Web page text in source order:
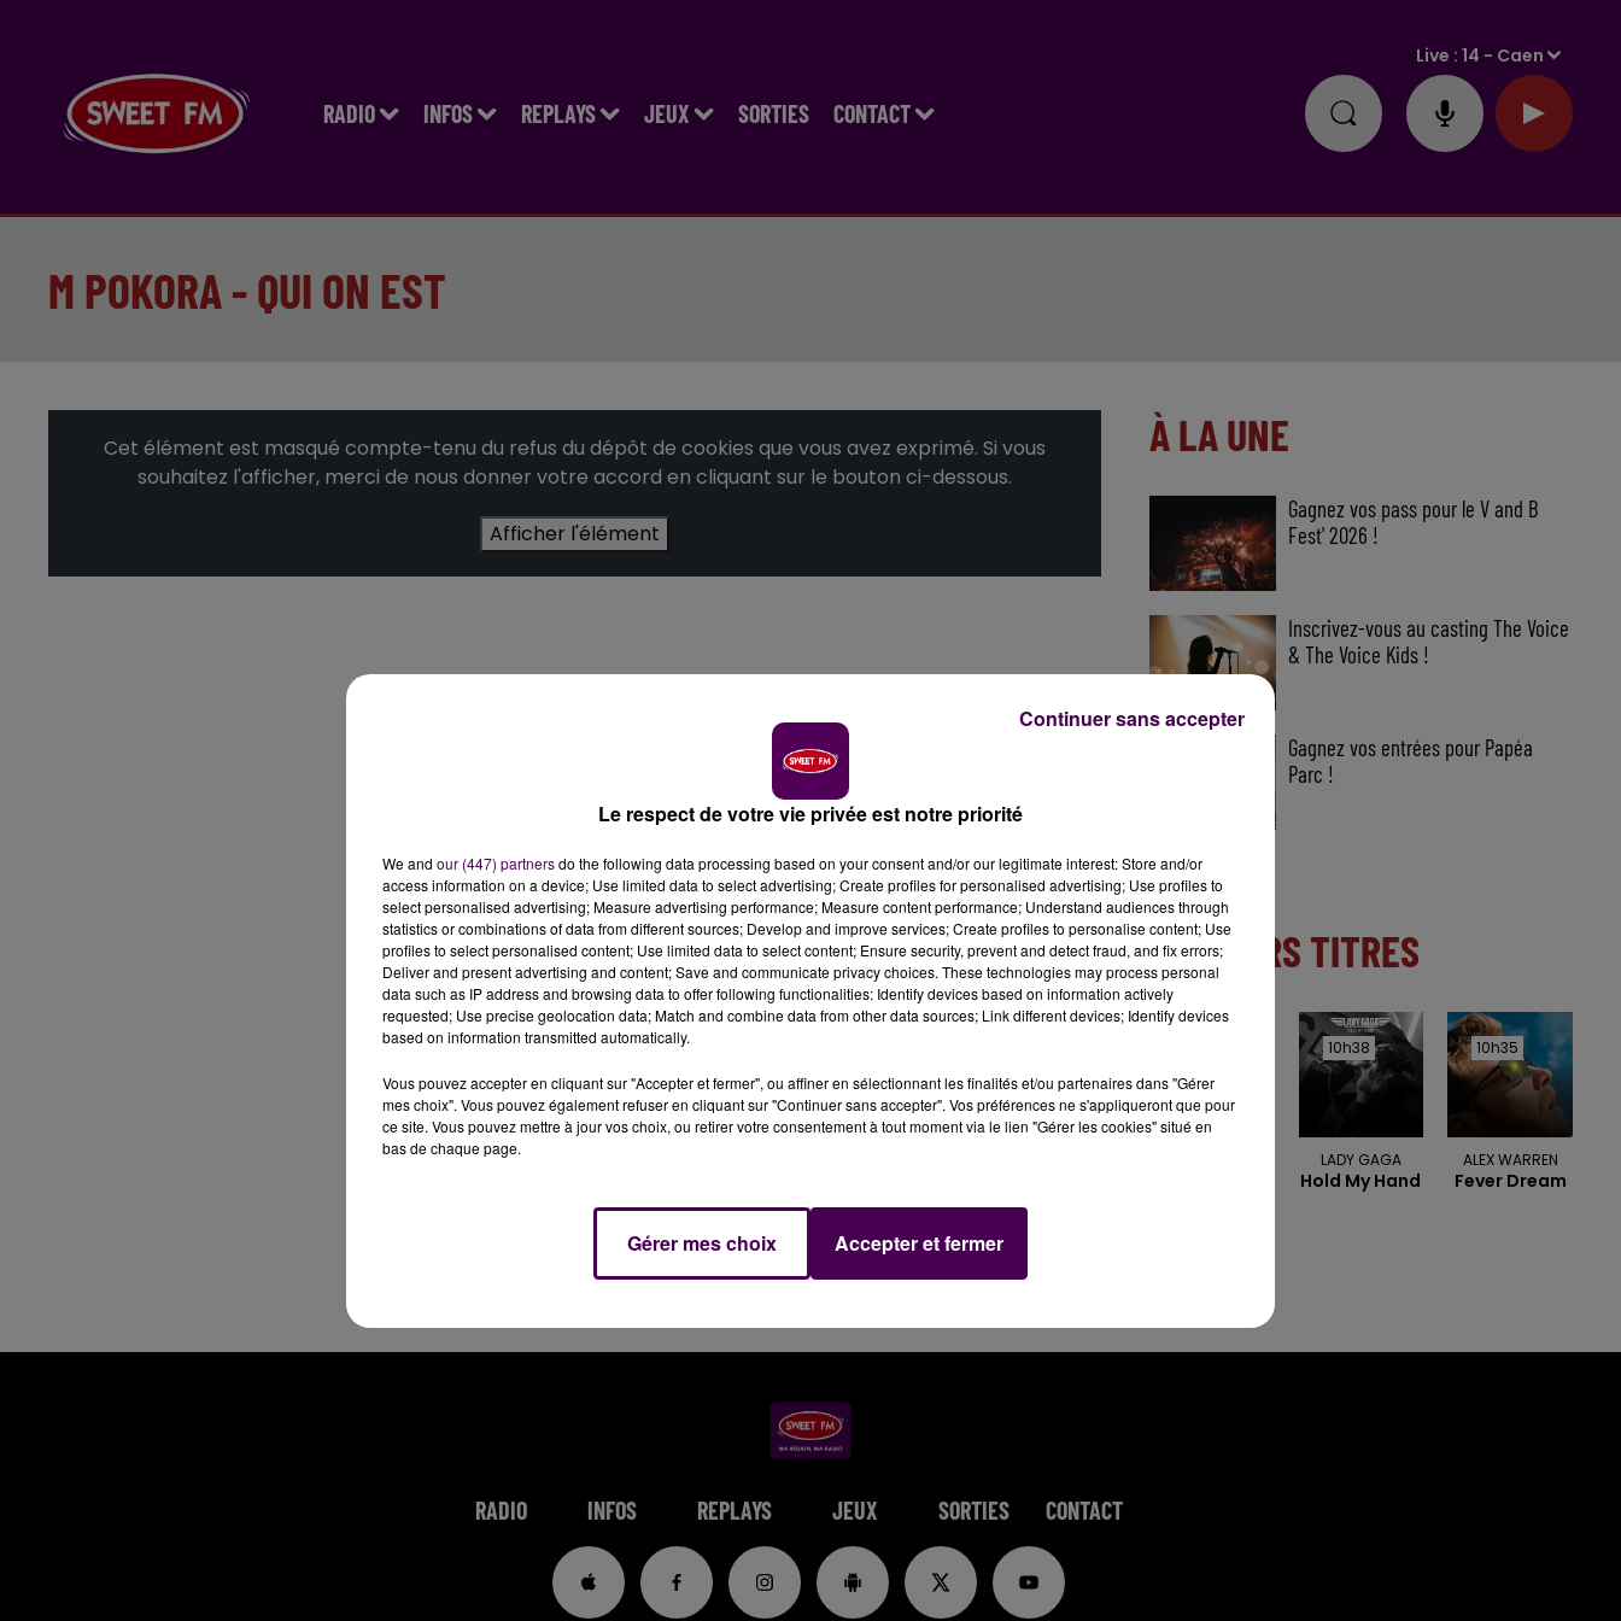
RADIO INFOS REPLAYS JEUX SORTIES CONTACT
Live :14 - Caen
M POKORA - QUI ON EST
Cet élément est masqué compte-tenu du refus du dépôt de cookies que vous avez exprimé. Si vous
souhaitez l'afficher, merci de nous donner votre accord en cliquant sur le bouton ci-dessous.
Afficher l'élément
À LA UNE
Gagnez vos pass pour le V and B
Fest' 2026 !
Inscrivez-vous au casting The Voice
& The Voice Kids !
Gagnez vos entrées pour Papéa
Parc !
DERNIERS TITRES
10h38
10h38
LADY GAGA
Hold My Hand
10h35
10h35
ALEX WARREN
Fever Dream
RADIO INFOS REPLAYS JEUX SORTIES CONTACT
Le respect de votre vie privée est notre priorité
We and our (447) partnersdo the following data processing based on your consent and/or our legitimate interest: Store and/or
access information on a device; Use limited data to select advertising; Create profiles for personalised advertising; Use profiles to
select personalised advertising; Measure advertising performance; Measure content performance; Understand audiences through
statistics or combinations of data from different sources; Develop and improve services; Create profiles to personalise content; Use
profiles to select personalised content; Use limited data to select content; Ensure security, prevent and detect fraud, and fix errors;
Deliver and present advertising and content; Save and communicate privacy choices. These technologies may process personal
data such as IP address and browsing data to offer following functionalities: Identify devices based on information actively
requested; Use precise geolocation data; Match and combine data from other data sources; Link different devices; Identify devices
based on information transmitted automatically.
Vous pouvez accepter en cliquant sur "Accepter et fermer", ou affiner en sélectionnant les finalités et/ou partenaires dans "Gérer
mes choix". Vous pouvez également refuser en cliquant sur "Continuer sans accepter". Vos préférences ne s'appliqueront que pour
ce site. Vous pouvez mettre à jour vos choix, ou retirer votre consentement à tout moment via le lien "Gérer les cookies" situé en
bas de chaque page.
Gérer mes choix Accepter et fermer
Continuer sans accepter